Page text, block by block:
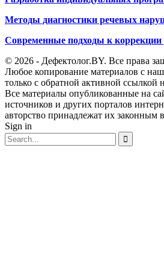
Методы диагностики речевых
Современные подходы к коррекции
© 2026 - Дефектолог.BY. Все права
Любое копирование материалов с
только с обратной активной ссылкой
Все материалы опубликованные на
источников и других порталов
авторство принадлежат их законным
Sign in